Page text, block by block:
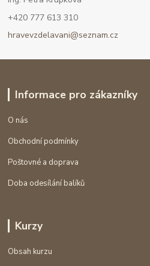
+420 777 613 310
hravevzdelavani@seznam.cz
Informace pro zákazníky
O nás
Obchodní podmínky
Poštovné a doprava
Doba odesílání balíků
Kurzy
Obsah kurzu